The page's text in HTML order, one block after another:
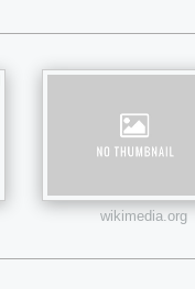
wikimedia.org